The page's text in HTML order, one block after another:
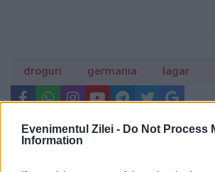
Evenimentul Zilei - Do Not Process
Information
droguri germania lagar